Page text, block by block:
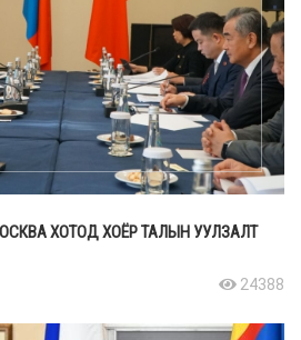
ХОТОД ХОЁР ТАЛЫН УУЛЗАЛТ
24388